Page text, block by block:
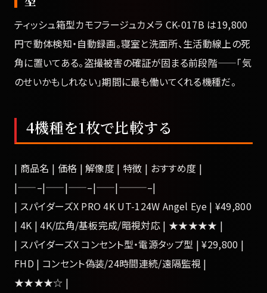
ティッシュ箱型カモフラージュカメラ CK-017B は19,800
円で動体検知・自動録画。寝室と洗面所、生活動線上の死
角に置いてある。盗撮被害の確証が固まる前段階——「気
のせいかもしれない」期間に最も働いてくれる機種だ。
4機種を1枚で比較する
| 商品名 | 価格 | 解像度 | 特徴 | おすすめ度 |
|——–|——|——–|——|———–|
| スパイダーズX PRO 4K UT-124W Angel Eye | ¥49,800
| 4K | 4K/広角/基板完成/暗視対応 | ★★★★★ |
| スパイダーズX コンセント型・電源タップ型 | ¥29,800 |
FHD | コンセント偽装/24時間連続/遠隔監視 |
★★★★☆ |